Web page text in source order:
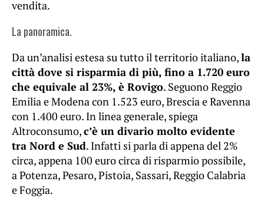
vendita.
La panoramica.
Da un’analisi estesa su tutto il territorio italiano,la
città dove si risparmia di più, fino a 1.720 euro
che equivale al 23%, è Rovigo. Seguono Reggio
Emilia e Modena con 1.523 euro, Brescia e Ravenna
con 1.400 euro. In linea generale, spiega
Altroconsumo,c’è un divario molto evidente
tra Nord e Sud. Infatti si parla di appena del 2%
circa, appena 100 euro circa di risparmio possibile,
a Potenza, Pesaro, Pistoia, Sassari, Reggio Calabria
e Foggia.